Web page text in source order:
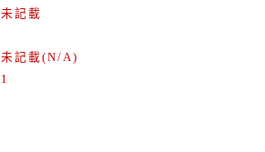
未記載
未記載(N/A)
1